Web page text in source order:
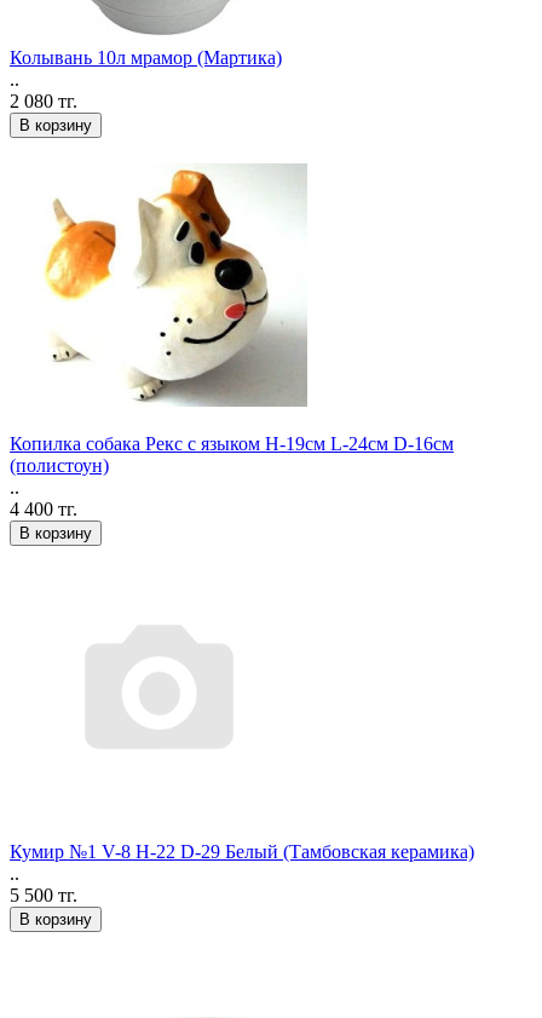
Колывань 10л мрамор (Мартика)
..
2 080 тг.
В корзину
Копилка собака Рекс с языком Н-19см L-24см D-16см
(полистоун)
..
4 400 тг.
В корзину
Кумир №1 V-8 H-22 D-29 Белый (Тамбовская керамика)
..
5 500 тг.
В корзину